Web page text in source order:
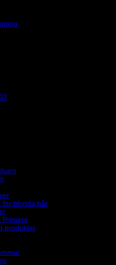
för blonda hår
Primers
produkter